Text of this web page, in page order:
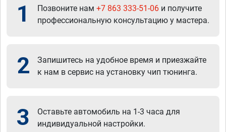
1 Позвоните нам +7 863 333-51-06 и получите
профессиональную консультацию у мастера.
2
Запишитесь на удобное время и приезжайте
к нам в сервис на установку чип тюнинга.
3
Оставьте автомобиль на 1-3 часа для
индивидуальной настройки.